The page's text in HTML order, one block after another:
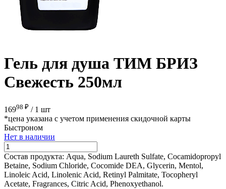
Гель для душа ТИМ БРИЗ
Свежесть 250мл
16998 ₽ / 1 шт
*цена указана с учетом применения скидочной карты
Быстроном
Нет в наличии
Состав продукта: Aqua, Sodium Laureth Sulfate, Cocamidopropyl
Betaine, Sodium Chloride, Cocomide DEA, Glycerin, Mentol,
Linoleic Acid, Linolenic Acid, Retinyl Palmitate, Tocopheryl
Acetate, Fragrances, Citric Acid, Phenoxyethanol.